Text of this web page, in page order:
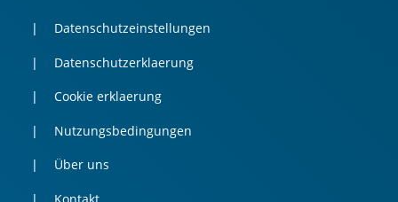
Datenschutzeinstellungen
Datenschutzerklaerung
Cookie erklaerung
Nutzungsbedingungen
Über uns